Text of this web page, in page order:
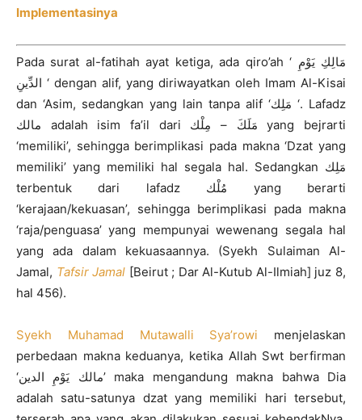
Implementasinya
Pada surat al-fatihah ayat ketiga, ada qiro’ah ‘ مَالِكِ يَوْمِ
الدِّينِ ‘ dengan alif, yang diriwayatkan oleh Imam Al-Kisai
dan ‘Asim, sedangkan yang lain tanpa alif ‘مَلِك ‘. Lafadz
مالك adalah isim fa’il dari مَلَكَ – مِلْك yang bejrarti
‘memiliki’, sehingga berimplikasi pada makna ‘Dzat yang
memiliki’ yang memiliki hal segala hal. Sedangkan مَلِك
terbentuk dari lafadz مُلْك yang berarti
‘kerajaan/kekuasan’, sehingga berimplikasi pada makna
‘raja/penguasa’ yang mempunyai wewenang segala hal
yang ada dalam kekuasaannya. (Syekh Sulaiman Al-
Jamal, Tafsir Jamal [Beirut ; Dar Al-Kutub Al-Ilmiah] juz 8,
hal 456).
Syekh Muhamad Mutawalli Sya’rowi menjelaskan
perbedaan makna keduanya, ketika Allah Swt berfirman
‘مالك يَوْمِ الدين’ maka mengandung makna bahwa Dia
adalah satu-satunya dzat yang memiliki hari tersebut,